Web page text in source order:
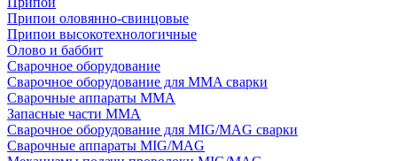
Припои оловянно-свинцовые
Припои высокотехнологичные
Олово и баббит
Сварочное оборудование
Сварочное оборудование для MMA сварки
Сварочные аппараты MMA
Запасные части MMA
Сварочное оборудование для MIG/MAG сварки
Сварочные аппараты MIG/MAG